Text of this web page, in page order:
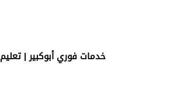
خدمات فوري أبوكبير | تعليم